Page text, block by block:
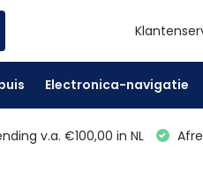
Electronica-navigatie
v.a. €100,00 in NL